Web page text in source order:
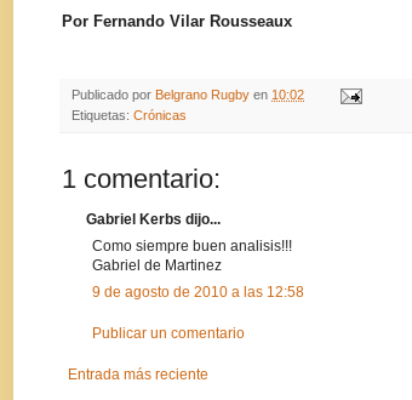
Por Fernando Vilar Rousseaux
Publicado por Belgrano Rugby en 10:02
Etiquetas: Crónicas
1 comentario:
Gabriel Kerbs dijo...
Como siempre buen analisis!!!
Gabriel de Martinez
9 de agosto de 2010 a las 12:58
Publicar un comentario
Entrada más reciente